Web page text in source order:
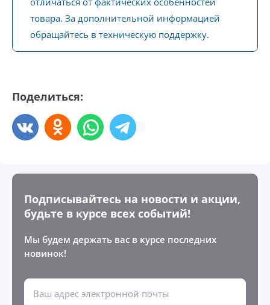
товара. За дополнительной информацией
обращайтесь в техническую поддержку.
Поделиться:
Подписывайтесь на новости и акции,
будьте в курсе всех событий!
Мы будем держать вас в курсе последних
новинок!